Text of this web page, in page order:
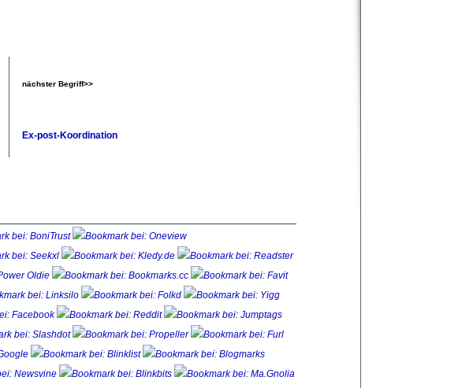
nächster Begriff>>
Ex-post-Koordination